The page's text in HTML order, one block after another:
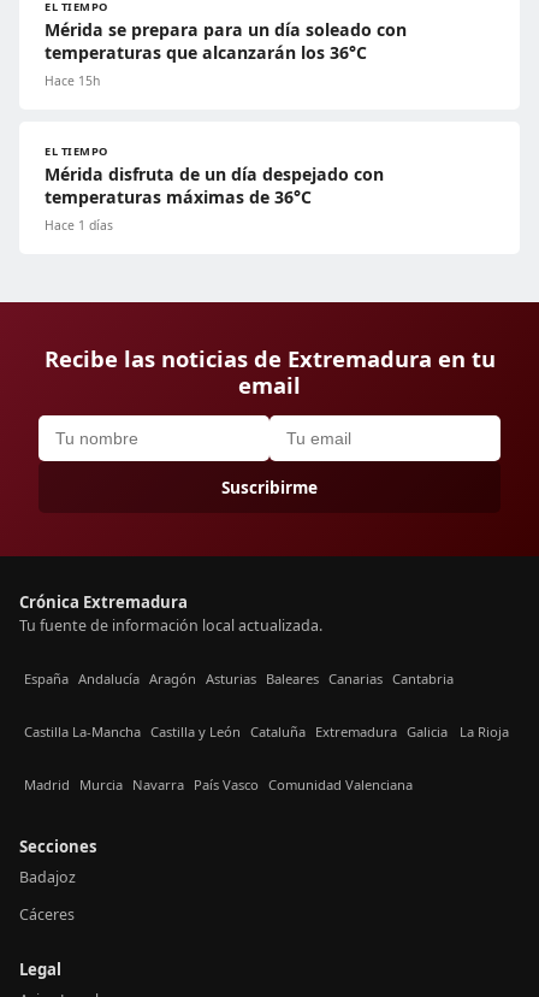
EL TIEMPO
Mérida se prepara para un día soleado con
temperaturas que alcanzarán los 36°C
Hace 15h
EL TIEMPO
Mérida disfruta de un día despejado con
temperaturas máximas de 36°C
Hace 1 días
Recibe las noticias de Extremadura en tu
email
Suscribirme
Crónica Extremadura
Tu fuente de información local actualizada.
España Andalucía Aragón Asturias Baleares Canarias Cantabria
Castilla La-Mancha Castilla y León Cataluña Extremadura Galicia La Rioja
Madrid Murcia Navarra País Vasco Comunidad Valenciana
Secciones
Badajoz
Cáceres
Legal